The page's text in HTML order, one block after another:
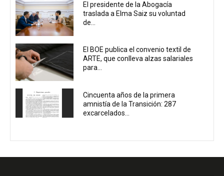
El presidente de la Abogacía
traslada a Elma Saiz su voluntad
de...
El BOE publica el convenio textil de
ARTE, que conlleva alzas salariales
para...
Cincuenta años de la primera
amnistía de la Transición: 287
excarcelados...